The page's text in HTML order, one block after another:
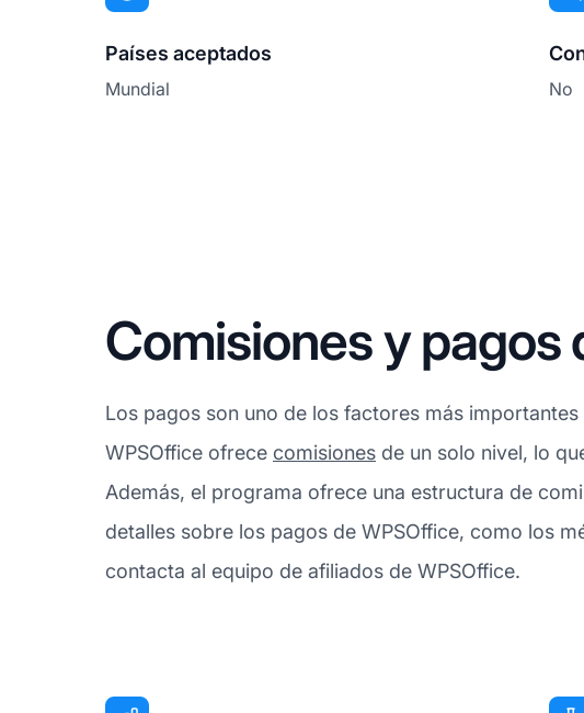
Países aceptados
Mundial No
Comisiones y pagos
Los pagos son uno de los factores más
WPSOffice ofrece comisiones de un solo nivel, lo
Además, el programa ofrece una estructura de
detalles sobre los pagos de WPSOffice, como los
contacta al equipo de afiliados de WPSOffice.